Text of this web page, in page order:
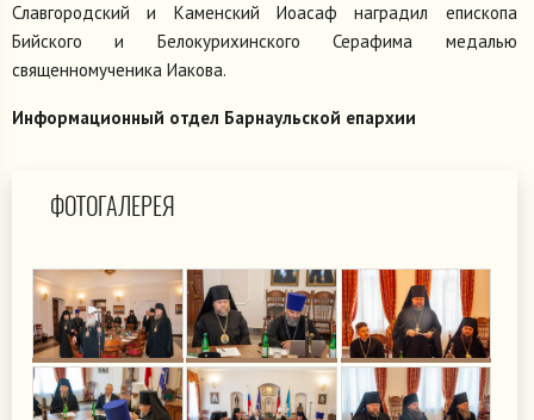
Славгородский и Каменский Иоасаф наградил епископа
Бийского и Белокурихинского Серафима медалью
священномученика Иакова.
Информационный отдел Барнаульской епархии
ФОТОГАЛЕРЕЯ